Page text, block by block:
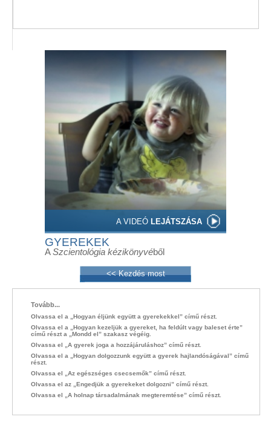
A VIDEÓ LEJÁTSZÁSA
GYEREKEK
ASzcientológia kézikönyvéből
<< Kezdés most
Tovább...
Olvassa el a „Hogyan éljünk együtt a gyerekekkel” című részt.
Olvassa el a „Hogyan kezeljük a gyereket, ha feldúlt vagy baleset érte”
című részt a „Mondd el” szakasz végéig.
Olvassa el „A gyerek joga a hozzájáruláshoz” című részt.
Olvassa el a „Hogyan dolgozzunk együtt a gyerek hajlandóságával” című
részt.
Olvassa el „Az egészséges csecsemők” című részt.
Olvassa el az „Engedjük a gyerekeket dolgozni” című részt.
Olvassa el „A holnap társadalmának megteremtése” című részt.